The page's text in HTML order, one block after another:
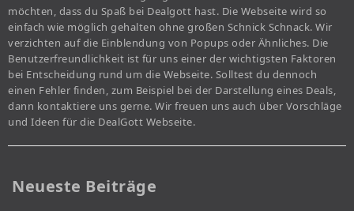
möchten, dass du Spaß bei Dealgott hast. Die Webseite wird so
einfach wie möglich gehalten ohne großen Schnick Schnack. Wir
verzichten auf die Einblendung von Popups oder Ähnliches. Die
Benutzerfreundlichkeit ist für uns einer der wichtigsten Faktoren
bei Entscheidung rund um die Webseite. Solltest du dennoch
einen Fehler finden, zum Beispiel bei der Darstellung eines Deals,
dann kontaktiere uns gerne. Wir freuen uns auch über Vorschläge
und Ideen für die DealGott Webseite.
Neueste Beiträge